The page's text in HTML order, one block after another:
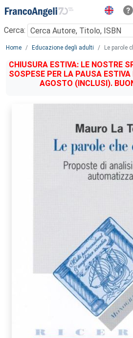
Menu
Cerca:
Main content
Home Educazione degli adulti Le parole
CHIUSURA ESTIVA: LE NOSTRE
SOSPESE PER LA PAUSA
AGOSTO (INCLUSI).